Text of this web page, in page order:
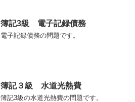
簿記3級 電子記録債務
電子記録債務の問題です。
簿記３級 水道光熱費
簿記3級の水道光熱費の問題です。